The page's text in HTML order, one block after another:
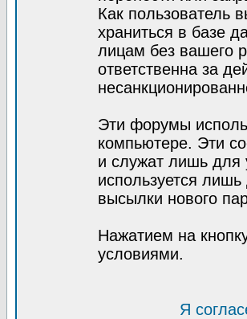
Как пользователь
храниться в базе
лицам без вашего
ответственна за
Эти форумы
компьютере. Эти
и служат лишь для
используется
высылки нового
Нажатием на
условиями.
Я